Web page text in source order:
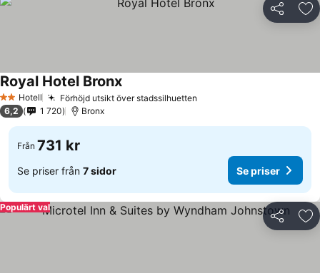
Dela
2 Stjärnor
Hotell Förhöjd utsikt över stadssilhuetten
Royal Hotel Bronx
6,2 1 720 Bronx
Från 731 kr
Se priser från 7 sidor Se priser
Dela
Populärt val